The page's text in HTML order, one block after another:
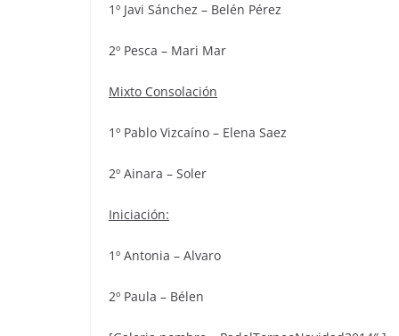
1º Javi Sánchez – Belén Pérez
2º Pesca – Mari Mar
Mixto Consolación
1º Pablo Vizcaíno – Elena Saez
2º Ainara – Soler
Iniciación:
1º Antonia – Alvaro
2º Paula – Bélen